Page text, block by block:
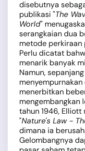
disebutnya
publikasi "The
World"
serangkaian dua
metode perkiraan
Perlu dicatat
menarik banyak
Namun,
menerbitkan
mengembangkan
tahun 1946,
"Nature's Law -
dimana ia
Gelombangnya